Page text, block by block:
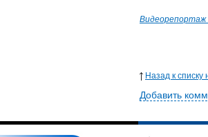
Видеорепортаж
Назад к списку
Добавить